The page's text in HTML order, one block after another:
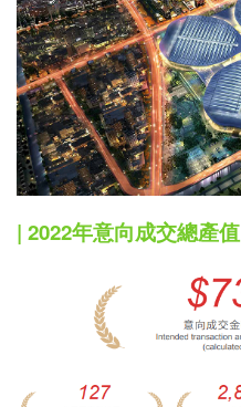
| 2022年意向成交總產值